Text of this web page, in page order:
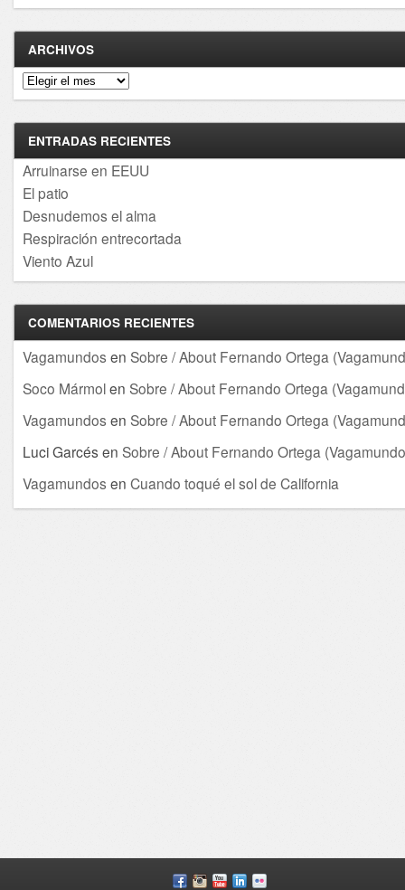
ARCHIVOS
Archivos
ENTRADAS RECIENTES
Arruinarse en EEUU
El patio
Desnudemos el alma
Respiración entrecortada
Viento Azul
COMENTARIOS RECIENTES
Vagamundos en Sobre / About Fernando Ortega
Soco Mármolen Sobre / About Fernando Ortega
Vagamundos en Sobre / About Fernando Ortega
Luci Garcés en Sobre / About Fernando Ortega
Vagamundos en Cuando toqué el sol de California